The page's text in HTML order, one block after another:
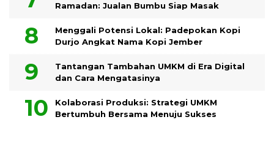
Ramadan: Jualan Bumbu Siap Masak
Menggali Potensi Lokal: Padepokan Kopi
Durjo Angkat Nama Kopi Jember
Tantangan Tambahan UMKM di Era Digital
dan Cara Mengatasinya
Kolaborasi Produksi: Strategi UMKM
Bertumbuh Bersama Menuju Sukses